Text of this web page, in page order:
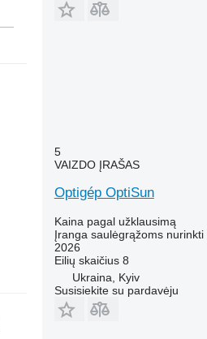
5
VAIZDO ĮRAŠAS
Optigép OptiSun
Kaina pagal užklausimą
Įranga saulėgrąžoms nurinkti
2026
Eilių skaičius 8
Ukraina, Kyiv
Susisiekite su pardavėju